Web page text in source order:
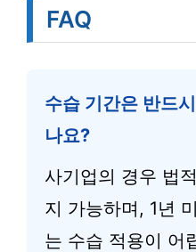
FAQ
수습 기간은 반드
나요?
사기업의 경우 법
지 가능하며, 1년
는 수습 적용이 어